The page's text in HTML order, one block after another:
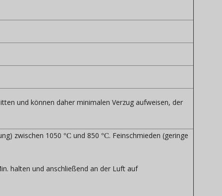
und können daher minimalen Verzug aufweisen, der
zwischen 1050 °C und 850 °C. Feinschmieden (geringe
halten und anschließend an der Luft auf